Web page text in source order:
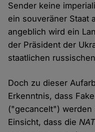
Sender keine
ein souveräner Staat
angeblich wird ein
der Präsident der
staatlichen
Doch zu dieser
Erkenntnis, dass
("gecancelt") werden
Einsicht, dass die